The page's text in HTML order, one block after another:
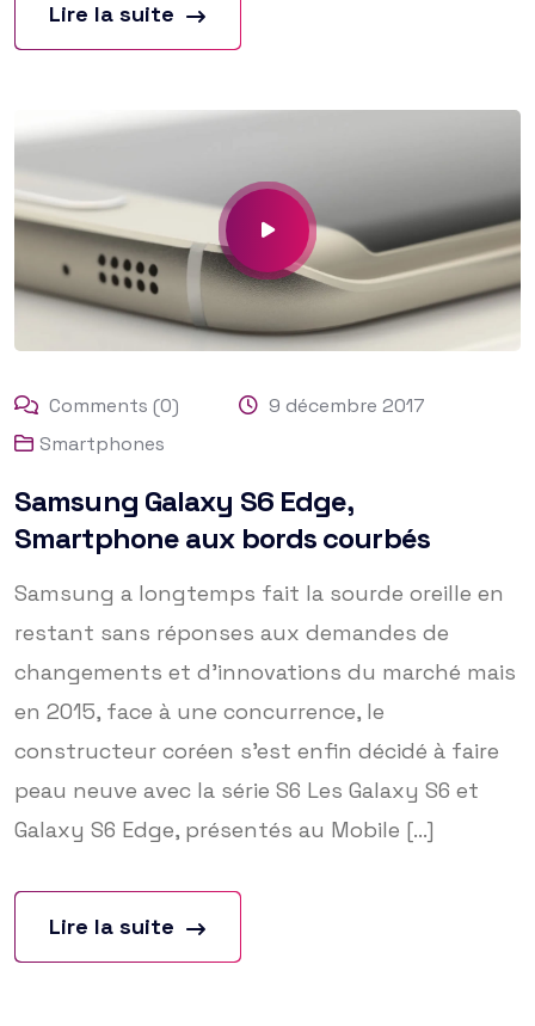
Lire la suite
Comments (0)
9 décembre 2017
Smartphones
Samsung Galaxy S6 Edge,
Smartphone aux bords courbés
Samsung a longtemps fait la sourde oreille en
restant sans réponses aux demandes de
changements et d’innovations du marché mais
en 2015, face à une concurrence, le
constructeur coréen s’est enfin décidé à faire
peau neuve avec la série S6 Les Galaxy S6 et
Galaxy S6 Edge, présentés au Mobile [...]
Lire la suite